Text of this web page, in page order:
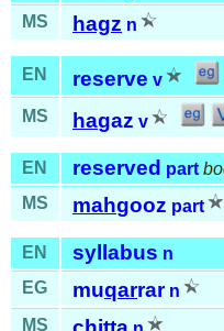
MS
hagz n
EN reserve v
MS
hagaz v
EN reserved part
MS
mahgooz part
EN syllabus n
EG
muqarrar n
MS